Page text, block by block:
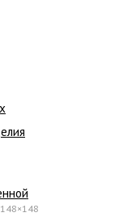
148×148